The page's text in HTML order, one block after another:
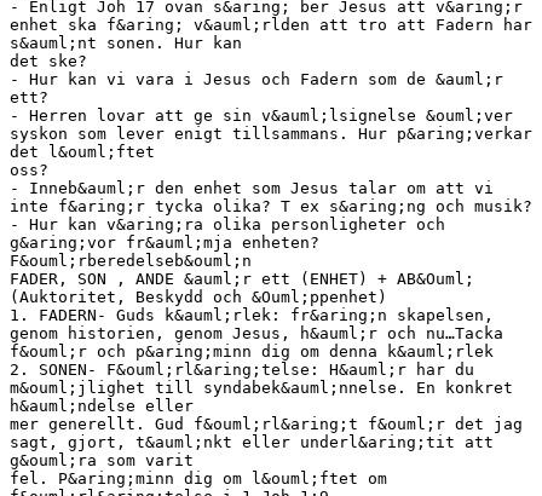
- Enligt Joh 17 ovan s&aring; ber Jesus att v&aring;r
enhet ska f&aring; v&auml;rlden att tro att Fadern har
s&auml;nt sonen. Hur kan
det ske?
- Hur kan vi vara i Jesus och Fadern som de &auml;r
ett?
- Herren lovar att ge sin v&auml;lsignelse &ouml;ver
syskon som lever enigt tillsammans. Hur p&aring;verkar
det l&ouml;ftet
oss?
- Inneb&auml;r den enhet som Jesus talar om att vi
inte f&aring;r tycka olika? T ex s&aring;ng och musik?
- Hur kan v&aring;ra olika personligheter och
g&aring;vor fr&auml;mja enheten?
F&ouml;rberedelseb&ouml;n
FADER, SON , ANDE &auml;r ett (ENHET) + AB&Ouml;
(Auktoritet, Beskydd och &Ouml;ppenhet)
1. FADERN- Guds k&auml;rlek: fr&aring;n skapelsen,
genom historien, genom Jesus, h&auml;r och nu…Tacka
f&ouml;r och p&aring;minn dig om denna k&auml;rlek
2. SONEN- F&ouml;rl&aring;telse: H&auml;r har du
m&ouml;jlighet till syndabek&auml;nnelse. En konkret
h&auml;ndelse eller
mer generellt. Gud f&ouml;rl&aring;t f&ouml;r det jag
sagt, gjort, t&auml;nkt eller underl&aring;tit att
g&ouml;ra som varit
fel. P&aring;minn dig om l&ouml;ftet om